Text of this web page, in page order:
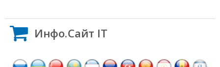
Инфо.Сайт IT